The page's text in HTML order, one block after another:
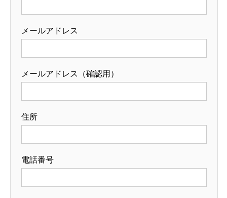
メールアドレス
メールアドレス（確認用）
住所
電話番号